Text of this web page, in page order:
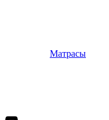
Матрасы